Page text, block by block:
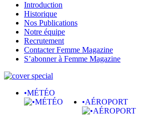
Introduction
Historique
Nos Publications
Notre équipe
Recrutement
Contacter Femme Magazine
S’abonner à Femme Magazine
•MÉTÉO
•AÉROPORT